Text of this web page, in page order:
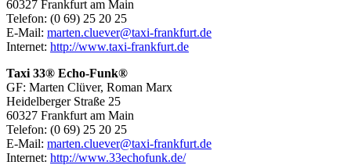
60327 Frankfurt am Main
Telefon: (0 69) 25 20 25
E-Mail: marten.cluever@taxi-frankfurt.de
Internet: http://www.taxi-frankfurt.de
Taxi 33® Echo-Funk®
GF: Marten Clüver, Roman Marx
Heidelberger Straße 25
60327 Frankfurt am Main
Telefon: (0 69) 25 20 25
E-Mail: marten.cluever@taxi-frankfurt.de
Internet: http://www.33echofunk.de/